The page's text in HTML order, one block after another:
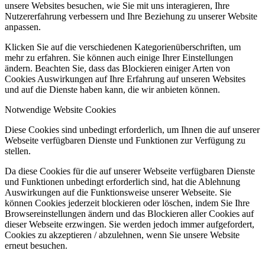
unsere Websites besuchen, wie Sie mit uns interagieren, Ihre
Nutzererfahrung verbessern und Ihre Beziehung zu unserer Website
anpassen.
Klicken Sie auf die verschiedenen Kategorienüberschriften, um
mehr zu erfahren. Sie können auch einige Ihrer Einstellungen
ändern. Beachten Sie, dass das Blockieren einiger Arten von
Cookies Auswirkungen auf Ihre Erfahrung auf unseren Websites
und auf die Dienste haben kann, die wir anbieten können.
Notwendige Website Cookies
Diese Cookies sind unbedingt erforderlich, um Ihnen die auf unserer
Webseite verfügbaren Dienste und Funktionen zur Verfügung zu
stellen.
Da diese Cookies für die auf unserer Webseite verfügbaren Dienste
und Funktionen unbedingt erforderlich sind, hat die Ablehnung
Auswirkungen auf die Funktionsweise unserer Webseite. Sie
können Cookies jederzeit blockieren oder löschen, indem Sie Ihre
Browsereinstellungen ändern und das Blockieren aller Cookies auf
dieser Webseite erzwingen. Sie werden jedoch immer aufgefordert,
Cookies zu akzeptieren / abzulehnen, wenn Sie unsere Website
erneut besuchen.